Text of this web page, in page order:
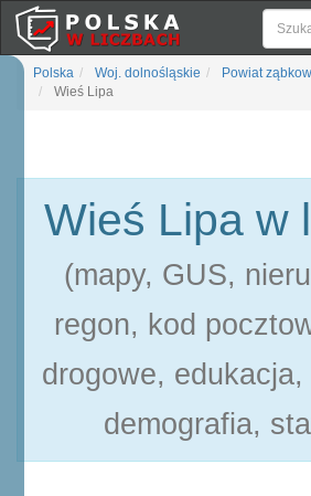
Polska Woj. dolnośląskie Powiat
Wieś Lipa
Wieś Lipa w
(mapy, GUS,
regon, kod
drogowe, edukacja,
demografia,